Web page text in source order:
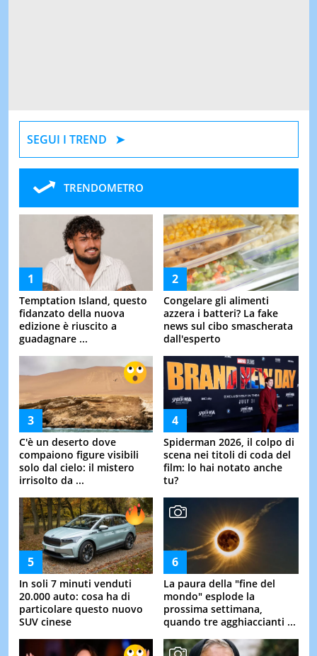
SEGUI I TREND
TRENDOMETRO
Temptation Island, questo
fidanzato della nuova
edizione è riuscito a
guadagnare ...
Congelare gli alimenti
azzera i batteri? La fake
news sul cibo smascherata
dall'esperto
C'è un deserto dove
compaiono figure visibili
solo dal cielo: il mistero
irrisolto da ...
Spiderman 2026, il colpo di
scena nei titoli di coda del
film: lo hai notato anche
tu?
In soli 7 minuti venduti
20.000 auto: cosa ha di
particolare questo nuovo
SUV cinese
La paura della "fine del
mondo" esplode la
prossima settimana,
quando tre agghiaccianti ...